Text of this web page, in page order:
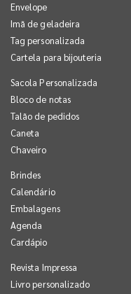
Envelope
Imã de geladeira
Tag personalizada
Cartela para bijouteria
Sacola Personalizada
Bloco de notas
Talão de pedidos
Caneta
Chaveiro
Brindes
Calendário
Embalagens
Agenda
Cardápio
Revista Impressa
Livro personalizado